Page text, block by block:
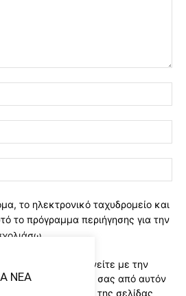
το ηλεκτρονικό ταχυδρομείο και
το πρόγραμμα περιήγησης για την
το έντυπο συμφωνείτε με την
των δεδομένων σας από αυτόν
του ορους χρήσης της σελίδας
NEA